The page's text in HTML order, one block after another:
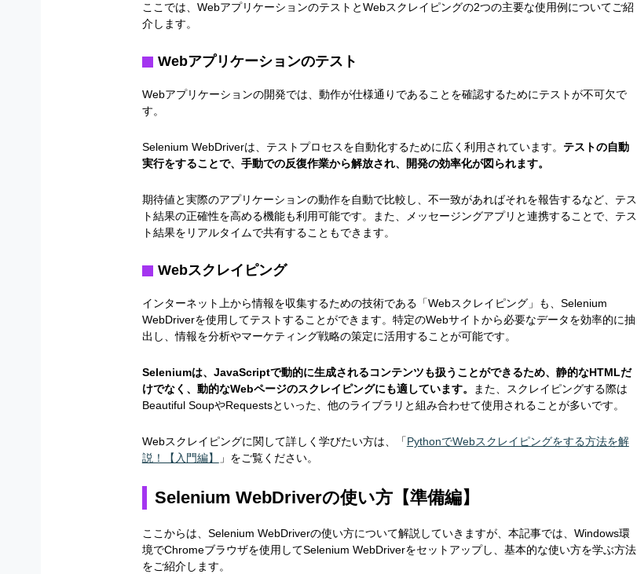
ここでは、WebアプリケーションのテストとWebスクレイピングの2つの主要な使用例についてご紹
介します。
Webアプリケーションのテスト
Webアプリケーションの開発では、動作が仕様通りであることを確認するためにテストが不可欠で
す。
Selenium WebDriverは、テストプロセスを自動化するために広く利用されています。 テストの自動
実行をすることで、手動での反復作業から解放され、開発の効率化が図られます。
期待値と実際のアプリケーションの動作を自動で比較し、不一致があればそれを報告するなど、テス
ト結果の正確性を高める機能も利用可能です。また、メッセージングアプリと連携することで、テス
ト結果をリアルタイムで共有することもできます。
Webスクレイピング
インターネット上から情報を収集するための技術である「Webスクレイピング」も、Selenium
WebDriverを使用してテストすることができます。特定のWebサイトから必要なデータを効率的に抽
出し、情報を分析やマーケティング戦略の策定に活用することが可能です。
Seleniumは、JavaScriptで動的に生成されるコンテンツも扱うことができるため、静的なHTMLだ
けでなく、動的なWebページのスクレイピングにも適しています。
また、スクレイピングする際は
Beautiful SoupやRequestsといった、他のライブラリと組み合わせて使用されることが多いです。
Webスクレイピングに関して詳しく学びたい方は、「PythonでWebスクレイピングをする方法を解
説！【入門編】
」をご覧ください。
Selenium WebDriverの使い方【準備編】
ここからは、Selenium WebDriverの使い方について解説していきますが、本記事では、Windows環
境でChromeブラウザを使用してSelenium WebDriverをセットアップし、基本的な使い方を学ぶ方法
をご紹介します。